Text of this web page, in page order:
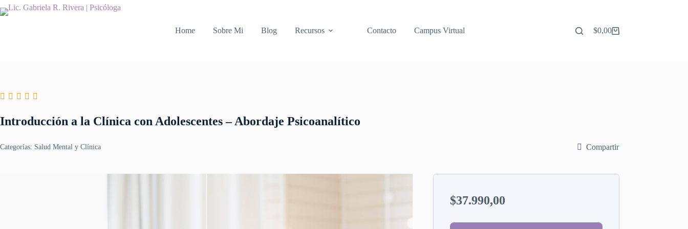
Saltar
al
Home
Sobre Mi Blog Recursos Contacto Campus Virtual
Carro
$0,00
Introducción a la Clínica con Adolescentes – Abordaje Psicoanalítico
Categorías: Salud Mental y Clínica Compartir
$37.990,00